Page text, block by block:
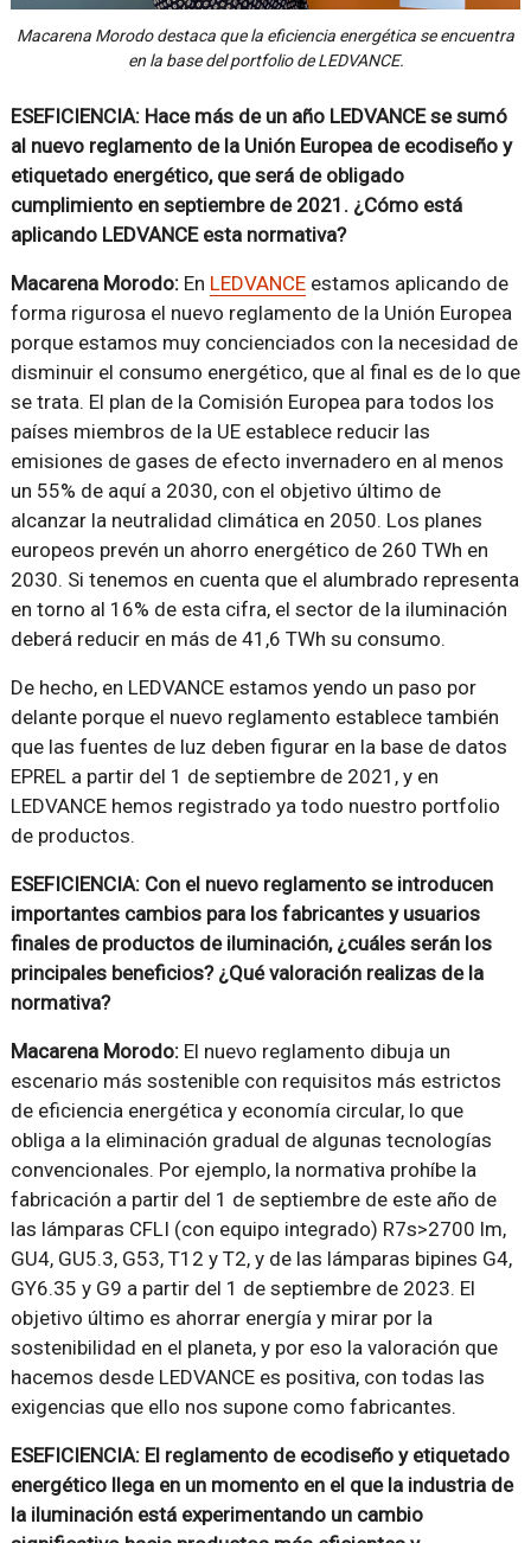
Macarena Morodo destaca que la eficiencia energética se encuentra
en la base del portfolio de LEDVANCE.
ESEFICIENCIA: Hace más de un año LEDVANCE se sumó
al nuevo reglamento de la Unión Europea de ecodiseño y
etiquetado energético, que será de obligado
cumplimiento en septiembre de 2021. ¿Cómo está
aplicando LEDVANCE esta normativa?
Macarena Morodo:En LEDVANCEestamos aplicando de
forma rigurosa el nuevo reglamento de la Unión Europea
porque estamos muy concienciados con la necesidad de
disminuir el consumo energético, que al final es de lo que
se trata. El plan de la Comisión Europea para todos los
países miembros de la UE establece reducir las
emisiones de gases de efecto invernadero en al menos
un 55% de aquí a 2030, con el objetivo último de
alcanzar la neutralidad climática en 2050. Los planes
europeos prevén un ahorro energético de 260 TWh en
2030. Si tenemos en cuenta que el alumbrado representa
en torno al 16% de esta cifra, el sector de la iluminación
deberá reducir en más de 41,6 TWh su consumo.
De hecho, en LEDVANCE estamos yendo un paso por
delante porque el nuevo reglamento establece también
que las fuentes de luz deben figurar en la base de datos
EPREL a partir del 1 de septiembre de 2021, y en
LEDVANCE hemos registrado ya todo nuestro portfolio
de productos.
ESEFICIENCIA: Con el nuevo reglamento se introducen
importantes cambios para los fabricantes y usuarios
finales de productos de iluminación, ¿cuáles serán los
principales beneficios? ¿Qué valoración realizas de la
normativa?
Macarena Morodo:El nuevo reglamento dibuja un
escenario más sostenible con requisitos más estrictos
de eficiencia energética y economía circular, lo que
obliga a la eliminación gradual de algunas tecnologías
convencionales. Por ejemplo, la normativa prohíbe la
fabricación a partir del 1 de septiembre de este año de
las lámparas CFLI (con equipo integrado) R7s>2700 lm,
GU4, GU5.3, G53, T12 y T2, y de las lámparas bipines G4,
GY6.35 y G9 a partir del 1 de septiembre de 2023. El
objetivo último es ahorrar energía y mirar por la
sostenibilidad en el planeta, y por eso la valoración que
hacemos desde LEDVANCE es positiva, con todas las
exigencias que ello nos supone como fabricantes.
ESEFICIENCIA: El reglamento de ecodiseño y etiquetado
energético llega en un momento en el que la industria de
la iluminación está experimentando un cambio